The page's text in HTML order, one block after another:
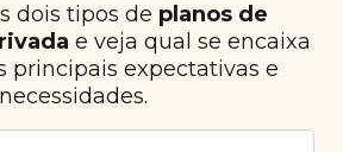
dois tipos de planos de
e veja qual se encaixa
principais expectativas e
necessidades.